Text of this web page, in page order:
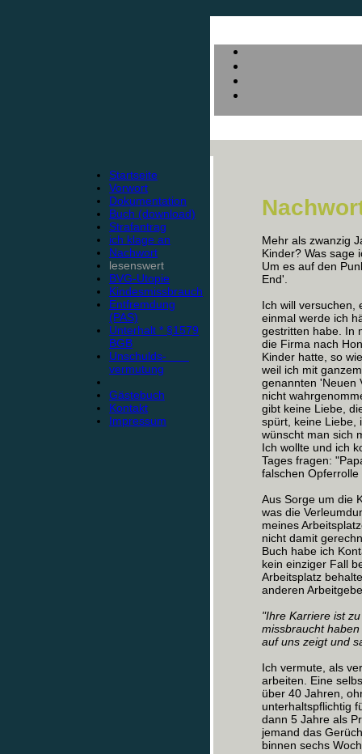
Startseite
Vorwort
Dokumentation
Buch (download)
Strafantrag
ich klage an
Nachwort
lesenswert
BVG-Utopie
Kindesmissbrauch
Entfremdung
(PAS)
Unterhalt * §1579
BGB
Unschulds-
vermutung
Gästebuch
Kontakt
Impressum
Mehr als zwanzig
Kinder? Was sage
Um es auf den
End'.
Ich will versuchen,
einmal werde ich
gestritten habe. In
die Firma nach
Kinder hatte, so
weil ich mit
genannten 'Neuen
nicht
gibt keine Liebe,
spürt, keine Liebe,
wünscht man sich
Ich wollte und ich
Tages fragen:
falschen
Aus Sorge um die
was die
meines
nicht damit
Buch habe ich
kein einziger Fall
Arbeitsplatz
anderen
"Ihre Karriere ist
missbraucht
auf uns zeigt und
Ich vermute, als
arbeiten. Eine
über 40 Jahren,
unterhaltspflichtig
dann 5 Jahre als
jemand das
binnen sechs